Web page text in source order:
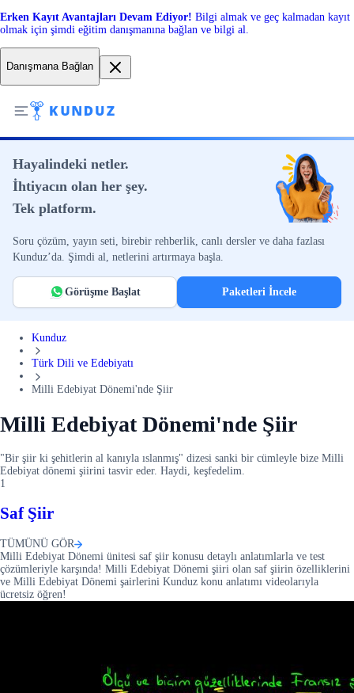
Erken Kayıt Avantajları Devam Ediyor! Bilgi almak ve geç kalmadan kayıt
olmak için şimdi eğitim danışmanına bağlan ve bilgi al.
Danışmana Bağlan
Hayalindeki netler.
İhtiyacın olan her şey.
Tek platform.
Soru çözüm, yayın seti, birebir rehberlik, canlı dersler ve daha fazlası
Kunduz’da. Şimdi al, netlerini artırmaya başla.
Görüşme Başlat Paketleri İncele
Kunduz
Türk Dili ve Edebiyatı
Milli Edebiyat Dönemi'nde Şiir
Milli Edebiyat Dönemi'nde Şiir
"Bir şiir ki şehitlerin al kanıyla ıslanmış" dizesi sanki bir cümleyle bize Milli
Edebiyat dönemi şiirini tasvir eder. Haydi, keşfedelim.
1
Saf Şiir
TÜMÜNÜ GÖR
Milli Edebiyat Dönemi ünitesi saf şiir konusu detaylı anlatımlarla ve test
çözümleriyle karşında! Milli Edebiyat Dönemi şiiri olan saf şiirin özelliklerini
ve Milli Edebiyat Dönemi şairlerini Kunduz konu anlatımı videolarıyla
ücretsiz öğren!